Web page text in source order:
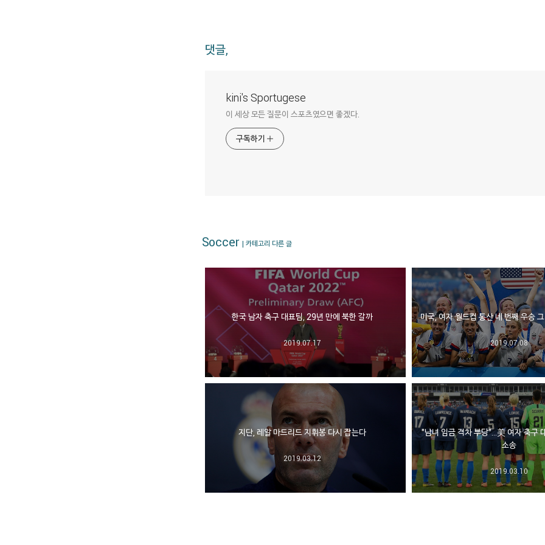
댓글,
kini's Sportugese
이 세상 모든 질문이 스포츠였으면 좋겠다.
구독하기
Soccer | 카테고리 다른 글
한국 남자 축구 대표팀, 29년 만에 북한 갈까
2019.07.17
미국, 여자 월드컵 통산 네 번째 우승
2019.07.08
지단, 레알 마드리드 지휘봉 다시 잡는다
2019.03.12
"남녀 임금 격차 부당"…美 여자 축구
소송
2019.03.10